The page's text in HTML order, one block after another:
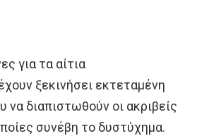
για τα αίτια
ξεκινήσει εκτεταμένη
να διαπιστωθούν οι ακριβείς
συνέβη το δυστύχημα.